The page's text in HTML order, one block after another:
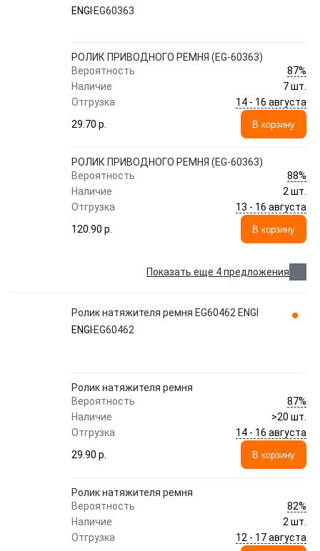
ENGI EG60363
РОЛИК ПРИВОДНОГО РЕМНЯ (EG-60363)
Вероятность
87%
Наличие
7 шт.
Отгрузка
14 - 16 августа
29.70 p.
В корзину
РОЛИК ПРИВОДНОГО РЕМНЯ (EG-60363)
Вероятность
88%
Наличие
2 шт.
Отгрузка
13 - 16 августа
120.90 p.
В корзину
Показать еще 4 предложения
Ролик натяжителя ремня EG60462 ENGI
ENGI EG60462
Ролик натяжителя ремня
Вероятность
87%
Наличие
>20 шт.
Отгрузка
14 - 16 августа
29.90 p.
В корзину
Ролик натяжителя ремня
Вероятность
82%
Наличие
2 шт.
Отгрузка
12 - 17 августа